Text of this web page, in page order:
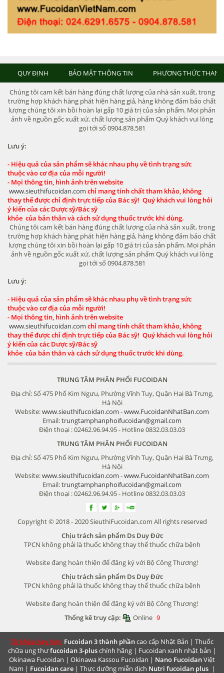
QUY ĐỊNH BẢO MẬT THÔNG TIN PHƯƠNG THỨC
Chúng tôi cam kết bán hàng đúng chất lượng của nhà sản xuất, trong
trường hợp khách hàng phát hiện hàng giả, hàng không đảm bảo chất
lượng chúng tôi xin bồi hoàn lại gấp 10 giá trị của sản phẩm. Mọi phản
ảnh về nguồn gốc xuất xứ, chất lượng sản phẩm Quý khách vui lòng
gọi tới số 0904.878.581
Lưu ý:
- Hiệu quả của sản phẩm sẽ khác nhau phụ về tình trạng sức
thuộc vào cơ địa của mỗi người!
- Mọi thông tin, hình ảnh trên website
www.sieuthifucoidan.com chỉ mang tính chất tham khảo, không
thay thế được chỉ định trực tiếp của Bác sỹ! Quý khách vui lòng hỏi
ý kiến của các Dược sỹ/Bác sỹ
khỏe của bản thân và cách sử dụng thuốc trước khi dùng.
Chúng tôi cam kết bán hàng đúng chất lượng của nhà sản xuất, trong
trường hợp khách hàng phát hiện hàng giả, hàng không đảm bảo chất
lượng chúng tôi xin bồi hoàn lại gấp 10 giá trị của sản phẩm. Mọi phản
ảnh về nguồn gốc xuất xứ, chất lượng sản phẩm Quý khách vui lòng
gọi tới số 0904.878.581
Lưu ý:
- Hiệu quả của sản phẩm sẽ khác nhau phụ về tình trạng sức
thuộc vào cơ địa của mỗi người!
- Mọi thông tin, hình ảnh trên website
www.sieuthifucoidan.com chỉ mang tính chất tham khảo, không
thay thế được chỉ định trực tiếp của Bác sỹ! Quý khách vui lòng hỏi
ý kiến của các Dược sỹ/Bác sỹ
khỏe của bản thân và cách sử dụng thuốc trước khi dùng.
TRUNG TÂM PHÂN PHỐI FUCOIDAN
Địa chỉ: Số 475 Phố Kim Ngưu, Phường Vĩnh Tuy, Quận Hai Bà Trưng,
Hà Nội
Website:www.sieuthifucoidan.com -www.FucoidanNhatBan.com
Email:trungtamphanphoifucoidan@gmail.com
Điện thoại : 02462.96.94.95 - Hotline 0832.03.03.03
TRUNG TÂM PHÂN PHỐI FUCOIDAN
Địa chỉ: Số 475 Phố Kim Ngưu, Phường Vĩnh Tuy, Quận Hai Bà Trưng,
Hà Nội
Website:www.sieuthifucoidan.com -www.FucoidanNhatBan.com
Email:trungtamphanphoifucoidan@gmail.com
Điện thoại : 02462.96.94.95 - Hotline 0832.03.03.03
Copyright © 2018 - 2020 SieuthiFucoidan.com All rights reserved
Chịu trách sản phẩm Ds Duy Đức
TPCN không phải là thuốc không thay thế thuốc chữa bệnh
Website đang hoàn thiện để đăng ký với Bộ Công Thương!
Chịu trách sản phẩm Ds Duy Đức
TPCN không phải là thuốc không thay thế thuốc chữa bệnh
Website đang hoàn thiện để đăng ký với Bộ Công Thương!
Thống kê truy cập:
Online 9
Từ khóa hay tìm: Fucoidan 3 thành phầncao cấp Nhật Bản | Thuốc
chữa ung thưfucoidan 3-pluschính hãng | Fucoidan xanh nhật bản |
Okinawa Fucoidan | Okinawa Kassou Fucoidan | Nano FucoidanViệt
Nam | Fucoidan care | Thực dưỡng miễn dịch Nutri fucoidan plus |